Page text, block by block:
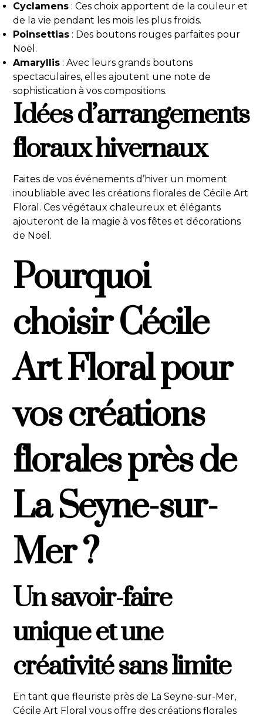
Cyclamens : Ces choix apportent de la couleur et
de la vie pendant les mois les plus froids.
Poinsettias : Des boutons rouges parfaites pour
Noël.
Amaryllis : Avec leurs grands boutons
spectaculaires, elles ajoutent une note de
sophistication à vos compositions.
Idées d’arrangements
floraux hivernaux
Faites de vos événements d’hiver un moment
inoubliable avec les créations florales de Cécile Art
Floral. Ces végétaux chaleureux et élégants
ajouteront de la magie à vos fêtes et décorations
de Noël.
Pourquoi
choisir Cécile
Art Floral pour
vos créations
florales près de
La Seyne-sur-
Mer ?
Un savoir-faire
unique et une
créativité sans limite
En tant que fleuriste près de La Seyne-sur-Mer,
Cécile Art Floral vous offre des créations florales